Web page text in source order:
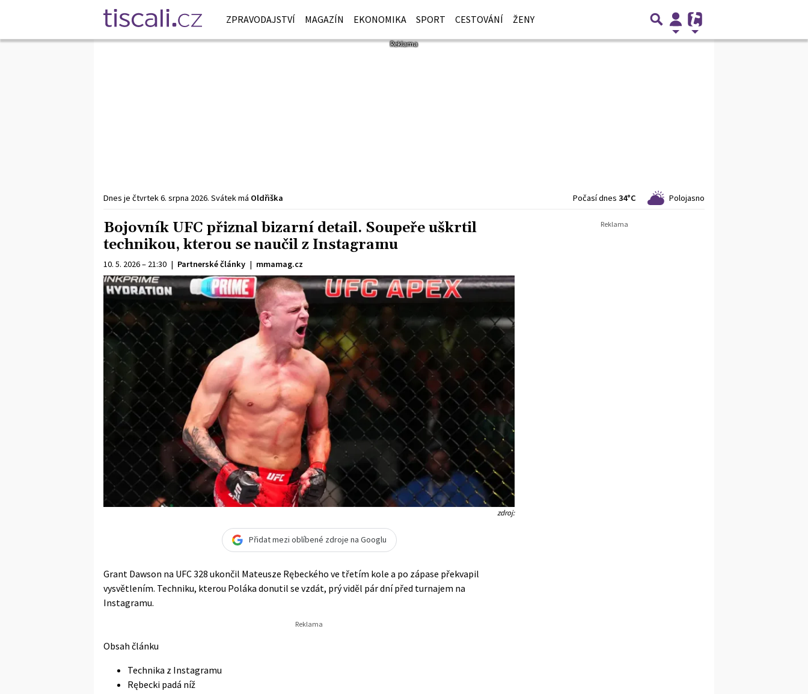
ZPRAVODAJSTVÍ MAGAZÍN EKONOMIKA SPORT CESTOVÁNÍ ŽENY
Dnes je čtvrtek6. srpna 2026. Svátek má Oldřiška Počasí dnes 34°C Polojasno
Bojovník UFC přiznal bizarní detail. Soupeře uškrtil
technikou, kterou se naučil z Instagramu
10. 5. 2026 – 21:30 | Partnerské články | mmamag.cz
zdroj:
Přidat mezi oblíbené zdroje na Googlu
Grant Dawson na UFC 328 ukončil Mateusze Rębeckého ve třetím kole a po zápase překvapil
vysvětlením. Techniku, kterou Poláka donutil se vzdát, prý viděl pár dní před turnajem na
Instagramu.
Obsah článku
Technika z Instagramu
Rębecki padá níž